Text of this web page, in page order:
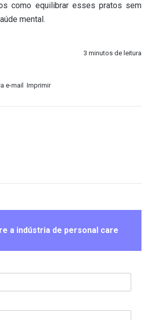
como equilibrar esses pratos sem
mental.
3 minutos de leitura
e-mail Imprimir
a indústria de personal care